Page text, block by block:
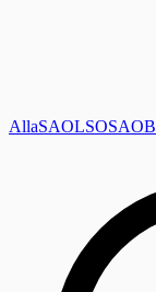
AllaSAOLSOSAOB